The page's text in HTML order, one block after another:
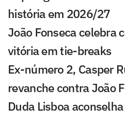
história em 2026/27
João Fonseca celebra
vitória em tie-breaks
Ex-número 2, Casper
revanche contra João
Duda Lisboa